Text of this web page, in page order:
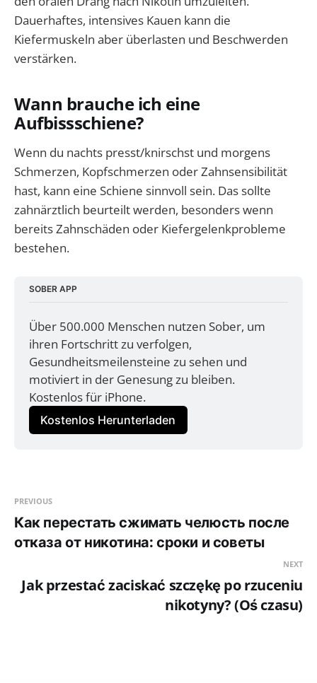
Dauerhaftes, intensives Kauen kann die
Kiefermuskeln aber überlasten und Beschwerden
verstärken.
Wann brauche ich eine
Aufbissschiene?
Wenn du nachts presst/knirschst und morgens
Schmerzen, Kopfschmerzen oder Zahnsensibilität
hast, kann eine Schiene sinnvoll sein. Das sollte
zahnärztlich beurteilt werden, besonders wenn
bereits Zahnschäden oder Kiefergelenkprobleme
bestehen.
SOBER APP
Über 500.000 Menschen nutzen Sober, um
ihren Fortschritt zu verfolgen,
Gesundheitsmeilensteine zu sehen und
motiviert in der Genesung zu bleiben.
Kostenlos für iPhone.
Kostenlos Herunterladen
PREVIOUS
Как перестать сжимать челюсть после
отказа от никотина: сроки и советы
NEXT
Jak przestać zaciskać szczękę po rzuceniu
nikotyny? (Oś czasu)